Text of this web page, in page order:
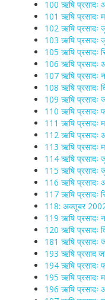
100 ऋषि प्रसादः
101 ऋषि प्रसादः
102 ऋषि प्रसादः
103 ऋषि प्रसादः
105 ऋषि प्रसादः
106 ऋषि प्रसादः
107 ऋषि प्रसादः
108 ऋषि प्रसादः
109 ऋषि प्रसादः
110 ऋषि प्रसादः
111 ऋषि प्रसादः
112 ऋषि प्रसादः
113 ऋषि प्रसादः
114 ऋषि प्रसादः
115 ऋषि प्रसादः
116 ऋषि प्रसादः
117 ऋषि प्रसादः
118: अक्तूबर
119 ऋषि प्रसादः
120 ऋषि प्रसादः
181 ऋषि प्रसादः
193 ऋषि प्रसाद
194 ऋषि प्रसादः
195 ऋषि प्रसादः
196 ऋषि प्रसादः